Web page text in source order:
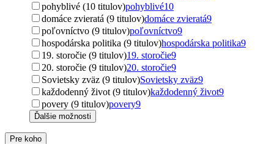
pohyblivé (10 titulov)pohyblivé10
domáce zvieratá (9 titulov)domáce zvieratá9
poľovníctvo (9 titulov)poľovníctvo9
hospodárska politika (9 titulov)hospodárska politika9
19. storočie (9 titulov)19. storočie9
20. storočie (9 titulov)20. storočie9
Sovietsky zväz (9 titulov)Sovietsky zväz9
každodenný život (9 titulov)každodenný život9
povery (9 titulov)povery9
Ďalšie možnosti
Pre koho